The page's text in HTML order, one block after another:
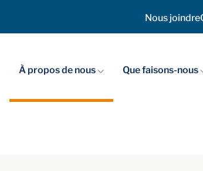
Nous joindre
À propos de nous Que faisons-nous